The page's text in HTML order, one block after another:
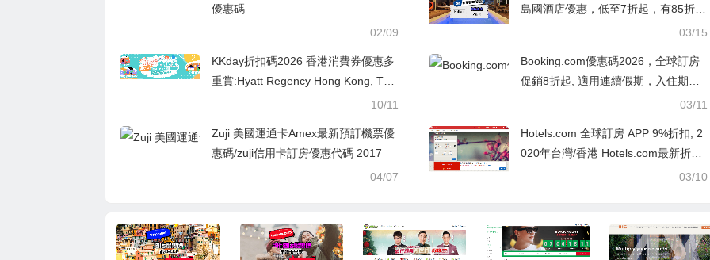
優惠碼
02/09
KKday折扣碼2026 香港消費券優惠多
重賞:Hyatt Regency Hong Kong, Tsi
m Shui Tsui Staycation package10月
宿,低至27折優惠
10/11
Zuji 美國運通卡Amex最新預訂機票優
惠碼/zuji信用卡訂房優惠代碼 2017
04/07
島國酒店優惠，低至7折起，有85折餐
03/15
Booking.com優惠碼2026，全球訂房
促銷8折起, 適用連續假期，入住期間
可到5月底, 台灣各地/熱門日韓/曼谷/
03/11
Hotels.com 全球訂房 APP 9%折扣, 2
020年台灣/香港 Hotels.com最新折扣
03/10